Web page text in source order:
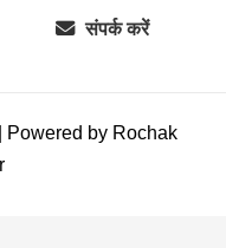
संपर्क करें
Powered by Rochak